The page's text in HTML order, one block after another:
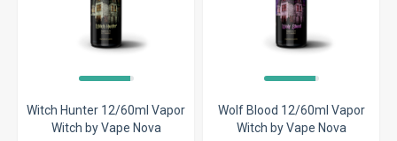
Witch Hunter 12/60ml Vapor
Witch by Vape Nova
Wolf Blood 12/60ml Vapor
Witch by Vape Nova